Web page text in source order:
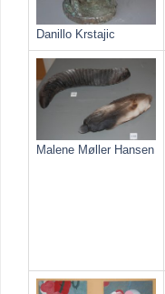
Danillo Krstajic
Malene Møller Hansen